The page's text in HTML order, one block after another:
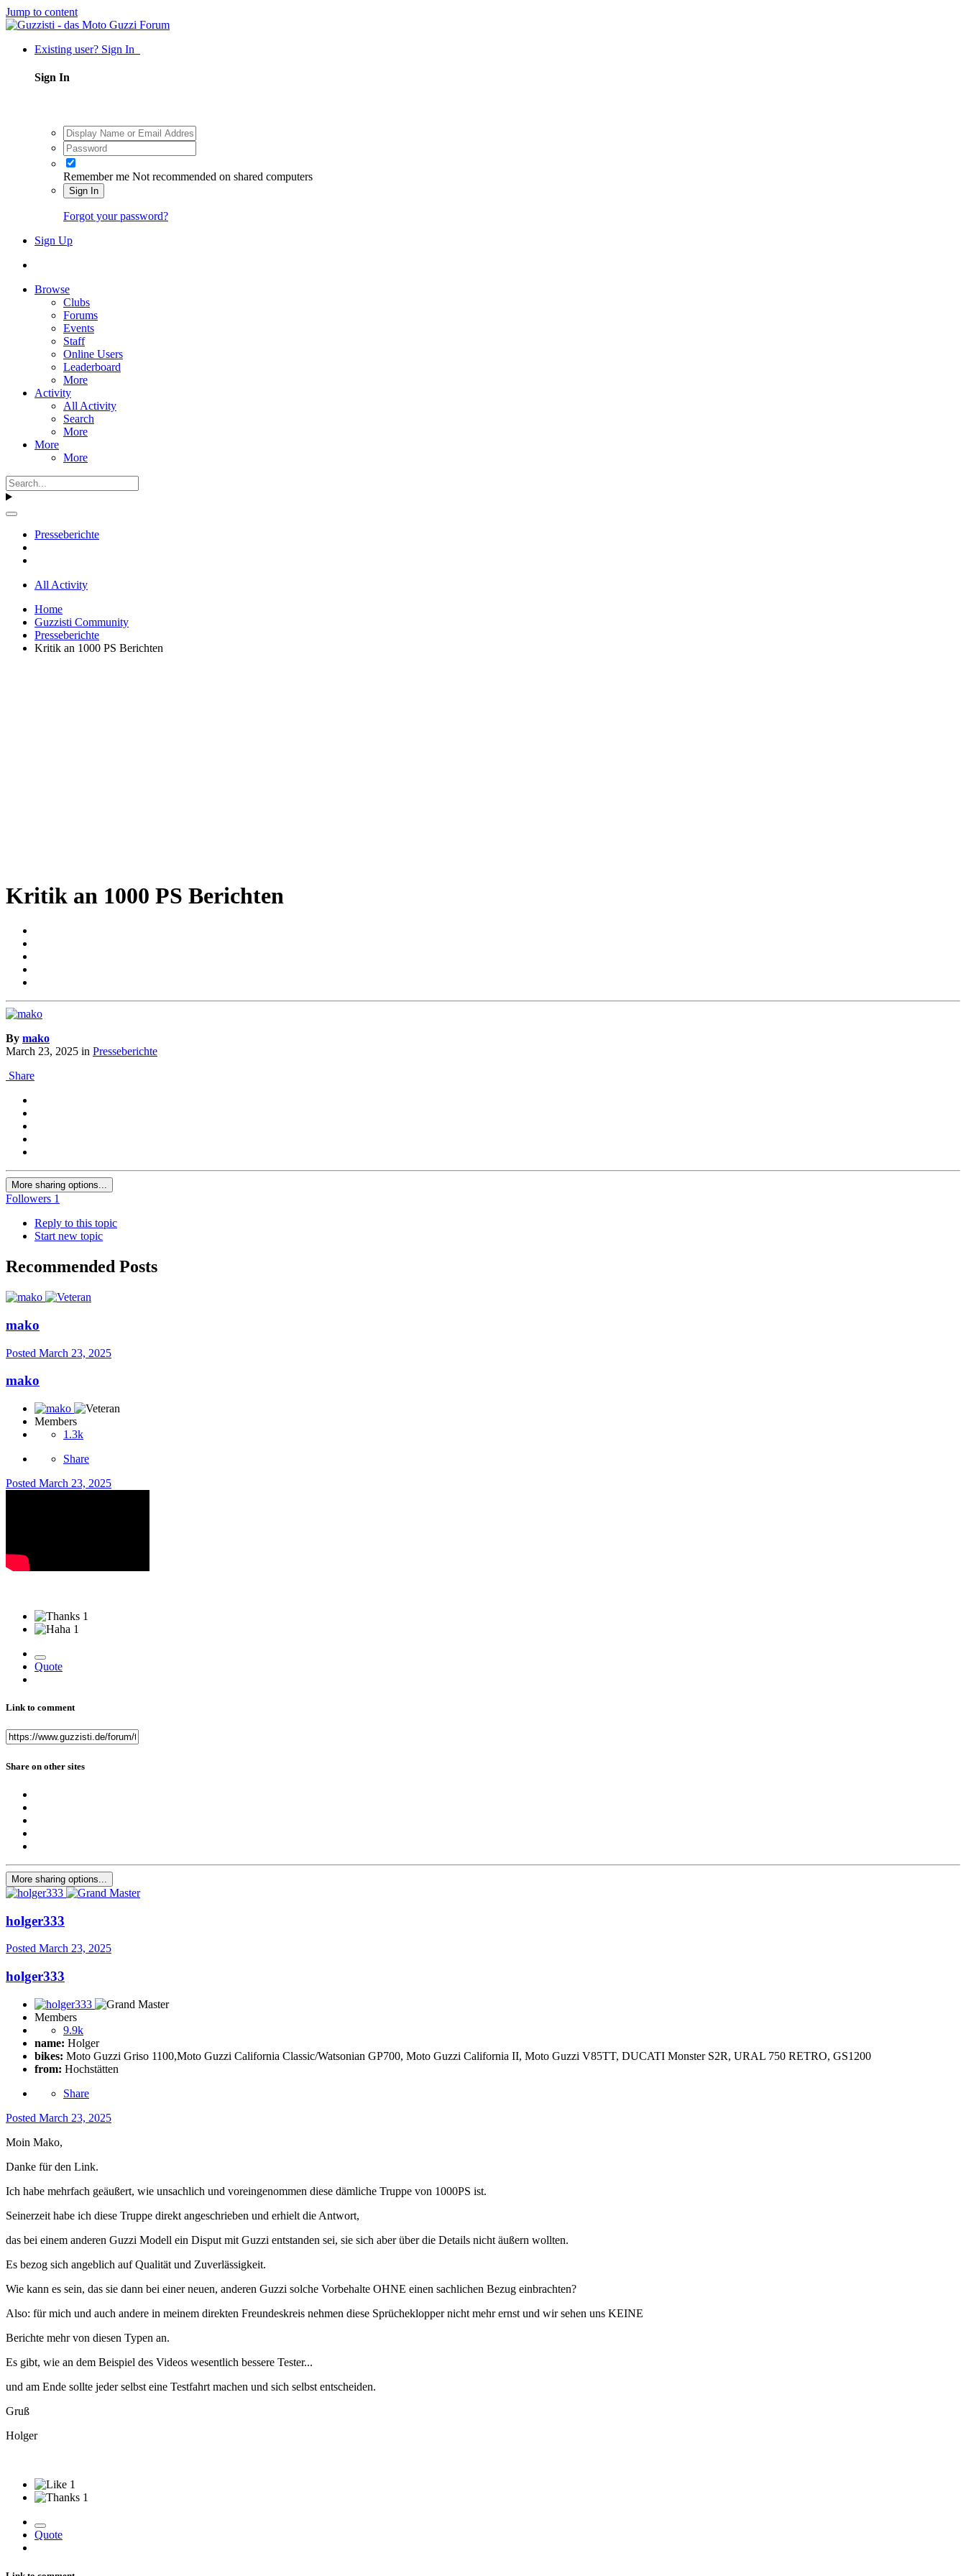
Jump to content
Existing user? Sign In
Sign In
Remember me Not recommended on shared computers
Sign In
Forgot your password?
Sign Up
Browse
Clubs
Forums
Events
Staff
Online Users
Leaderboard
More
Activity
All Activity
Search
More
More
More
Presseberichte
All Activity
Home
Guzzisti Community
Presseberichte
Kritik an 1000 PS Berichten
Kritik an 1000 PS Berichten
By mako
March 23, 2025 in Presseberichte
Share
More sharing options...
Followers 1
Reply to this topic
Start new topic
Recommended Posts
mako
Posted March 23, 2025
mako
Members
1.3k
Share
Posted March 23, 2025
1
1
Quote
Link to comment
Share on other sites
More sharing options...
holger333
Posted March 23, 2025
holger333
Members
9.9k
name: Holger
bikes: Moto Guzzi Griso 1100,Moto Guzzi California Classic/Watsonian GP700, Moto Guzzi California II, Moto Guzzi V85TT, DUCATI Monster S2R, URAL 750 RETRO, GS1200
from: Hochstätten
Share
Posted March 23, 2025
Moin Mako,
Danke für den Link.
Ich habe mehrfach geäußert, wie unsachlich und voreingenommen diese dämliche Truppe von 1000PS ist.
Seinerzeit habe ich diese Truppe direkt angeschrieben und erhielt die Antwort,
das bei einem anderen Guzzi Modell ein Disput mit Guzzi entstanden sei, sie sich aber über die Details nicht äußern wollten.
Es bezog sich angeblich auf Qualität und Zuverlässigkeit.
Wie kann es sein, das sie dann bei einer neuen, anderen Guzzi solche Vorbehalte OHNE einen sachlichen Bezug einbrachten?
Also: für mich und auch andere in meinem direkten Freundeskreis nehmen diese Sprücheklopper nicht mehr ernst und wir sehen uns KEINE
Berichte mehr von diesen Typen an.
Es gibt, wie an dem Beispiel des Videos wesentlich bessere Tester...
und am Ende sollte jeder selbst eine Testfahrt machen und sich selbst entscheiden.
Gruß
Holger
1
1
Quote